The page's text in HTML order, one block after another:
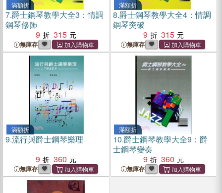
滿額折
7.爵士鋼琴教學大全3：情調
鋼琴修飾
9
315
無庫存
滿額折
8.爵士鋼琴教學大全4：情調
鋼琴突破
9
315
無庫存
滿額折
9.流行與爵士鋼琴樂理
9
360
無庫存
滿額折
10.爵士鋼琴教學大全9：爵
士鋼琴變奏
9
360
無庫存